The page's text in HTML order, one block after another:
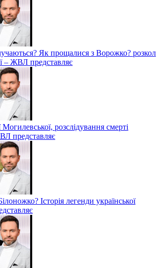
Як прощалися з Ворожко? розкол
– ЖВЛ представляє
розслідування смерті
представляє
Історія легенди української